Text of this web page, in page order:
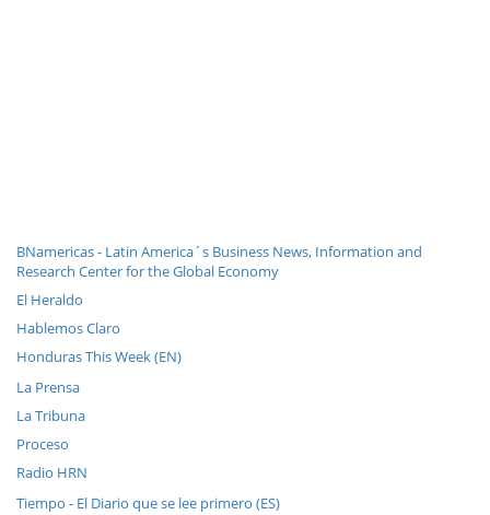
BNamericas - Latin America´s Business News, Information and
Research Center for the Global Economy
El Heraldo
Hablemos Claro
Honduras This Week (EN)
La Prensa
La Tribuna
Proceso
Radio HRN
Tiempo - El Diario que se lee primero (ES)